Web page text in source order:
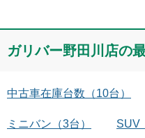
ガリバー野田川店の
中古車在庫台数 （10台）
ミニバン （3台） SUV